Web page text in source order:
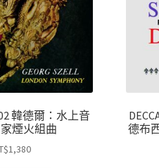
韓德爾：水上音
煙火組曲
1,380
德布